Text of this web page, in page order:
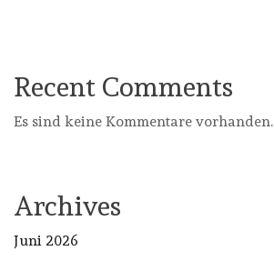
Recent Comments
Es sind keine Kommentare vorhanden.
Archives
Juni 2026